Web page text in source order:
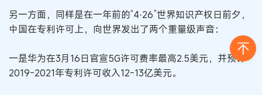
另一方面，同样是在一年前的“4·26”世界知识产权日前夕，
中国在专利许可上，向世界发出了两个重量级声音：
一是华为在3月16日官宣5G许可费率最高2.5美元，并预计
2019-2021年专利许可收入12-13亿美元。